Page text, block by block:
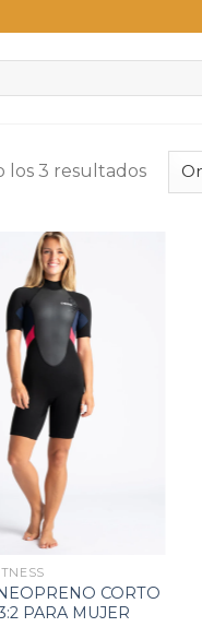
los 3 resultados
CORTO
PARA MUJER